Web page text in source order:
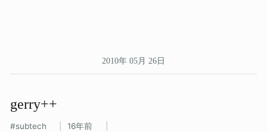
2010年 05月 26日
gerry++
subtech 16年前